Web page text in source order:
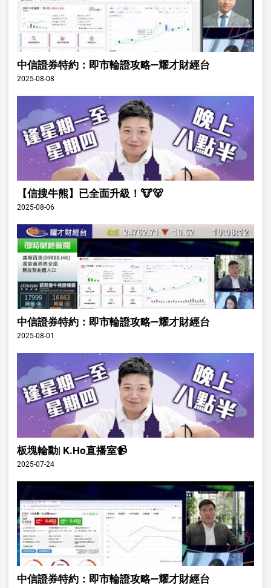
中信證券特約：即市輪證攻略—耀才財經台
2025-08-08
【信搜牛熊】已全面升級！🐮🐻
2025-08-06
中信證券特約：即市輪證攻略—耀才財經台
2025-08-01
板塊輪動| K.Ho直播室📹
2025-07-24
中信證券特約：即市輪證攻略—耀才財經台